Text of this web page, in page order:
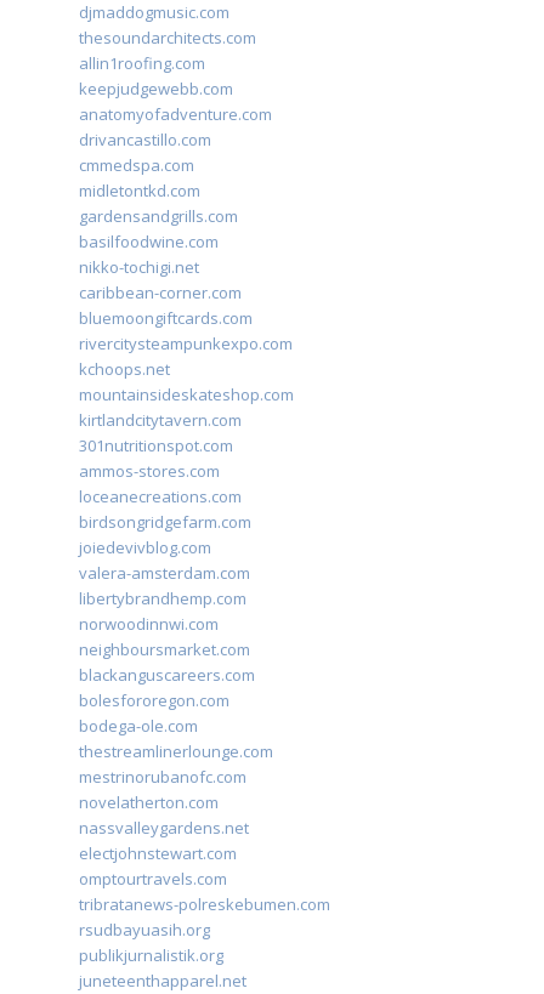
djmaddogmusic.com
thesoundarchitects.com
allin1roofing.com
keepjudgewebb.com
anatomyofadventure.com
drivancastillo.com
cmmedspa.com
midletontkd.com
gardensandgrills.com
basilfoodwine.com
nikko-tochigi.net
caribbean-corner.com
bluemoongiftcards.com
rivercitysteampunkexpo.com
kchoops.net
mountainsideskateshop.com
kirtlandcitytavern.com
301nutritionspot.com
ammos-stores.com
loceanecreations.com
birdsongridgefarm.com
joiedevivblog.com
valera-amsterdam.com
libertybrandhemp.com
norwoodinnwi.com
neighboursmarket.com
blackanguscareers.com
bolesfororegon.com
bodega-ole.com
thestreamlinerlounge.com
mestrinorubanofc.com
novelatherton.com
nassvalleygardens.net
electjohnstewart.com
omptourtravels.com
tribratanews-polreskebumen.com
rsudbayuasih.org
publikjurnalistik.org
juneteenthapparel.net